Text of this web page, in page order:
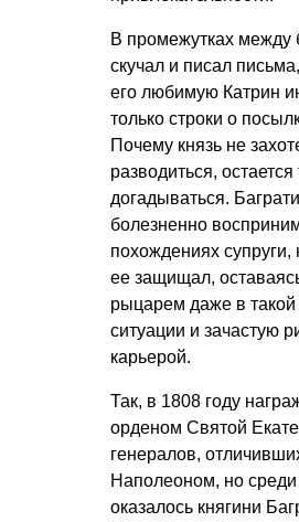
В промежутках между
скучал и писал
его любимую Катрин
только строки о
Почему князь не
разводиться, остается
догадываться.
болезненно
похождениях супруги,
ее защищал,
рыцарем даже в такой
ситуации и зачастую
карьерой.
Так, в 1808 году
орденом Святой
генералов,
Наполеоном, но
оказалось княгини